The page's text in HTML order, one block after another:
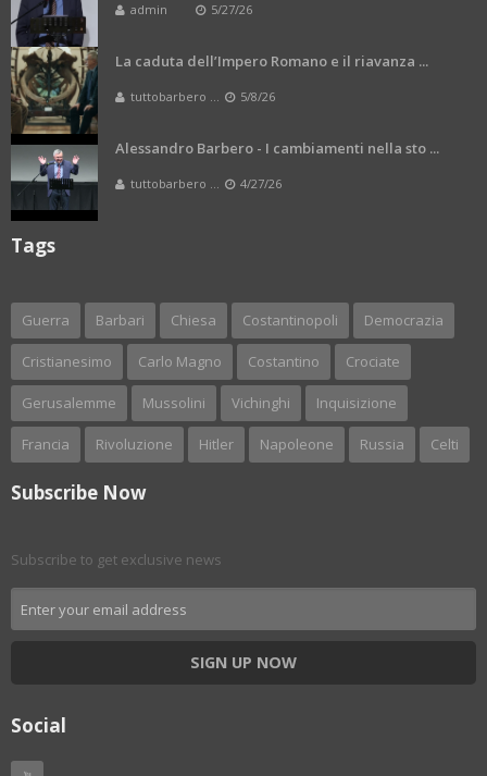
admin 5/27/26
La caduta dell’Impero Romano e il riavanza ...
tuttobarbero ... 5/8/26
Alessandro Barbero - I cambiamenti nella sto ...
tuttobarbero ... 4/27/26
Tags
Guerra Barbari Chiesa Costantinopoli Democrazia
Cristianesimo Carlo Magno Costantino Crociate
Gerusalemme Mussolini Vichinghi Inquisizione
Francia Rivoluzione Hitler Napoleone Russia Celti
Subscribe Now
Subscribe to get exclusive news
SIGN UP NOW
Social